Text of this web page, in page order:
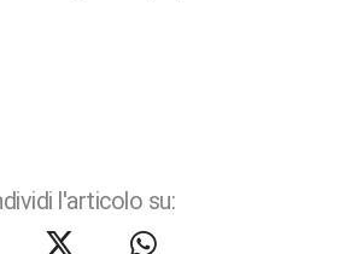
l'articolo su: